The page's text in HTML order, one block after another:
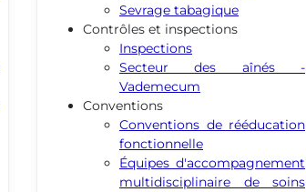
Sevrage tabagique
Contrôles et inspections
Inspections
Secteur des aînés -
Vademecum
Conventions
Conventions de rééducation
fonctionnelle
Équipes d'accompagnement
multidisciplinaire de soins